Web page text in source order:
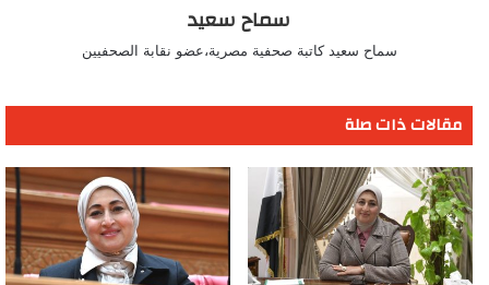
سماح سعيد
سماح سعيد كاتبة صحفية مصرية،عضو نقابة الصحفيين
مقالات ذات صلة